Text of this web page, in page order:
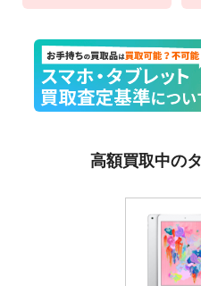
高額買取中の